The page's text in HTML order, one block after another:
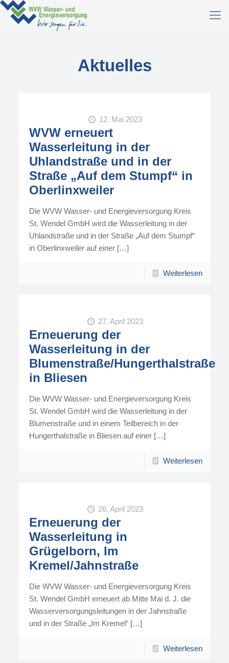
Aktuelles
12. Mai 2023
WVW erneuert
Wasserleitung in der
Uhlandstraße und in der
Straße „Auf dem Stumpf“ in
Oberlinxweiler
Die WVW Wasser- und Energieversorgung Kreis
St. Wendel GmbH wird die Wasserleitung in der
Uhlandstraße und in der Straße „Auf dem Stumpf“
in Oberlinxweiler auf einer […]
Weiterlesen
27. April 2023
Erneuerung der
Wasserleitung in der
Blumenstraße/Hungerthalstraße
in Bliesen
Die WVW Wasser- und Energieversorgung Kreis
St. Wendel GmbH wird die Wasserleitung in der
Blumenstraße und in einem Teilbereich in der
Hungerthalstraße in Bliesen auf einer […]
Weiterlesen
26. April 2023
Erneuerung der
Wasserleitung in
Grügelborn, Im
Kremel/Jahnstraße
Die WVW Wasser- und Energieversorgung Kreis
St. Wendel GmbH erneuert ab Mitte Mai d. J. die
Wasserversorgungsleitungen in der Jahnstraße
und in der Straße „Im Kremel“ […]
Weiterlesen